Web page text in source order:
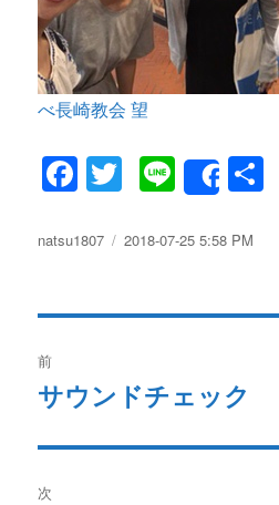
べ長崎教会 望
F
c
b
o
k
T
it
r
Li
n
e
Share
投
natsu1807
投
2018-07-25 5:58 PM
稿
ビ
前
過
の
投
サウンドチェック
次